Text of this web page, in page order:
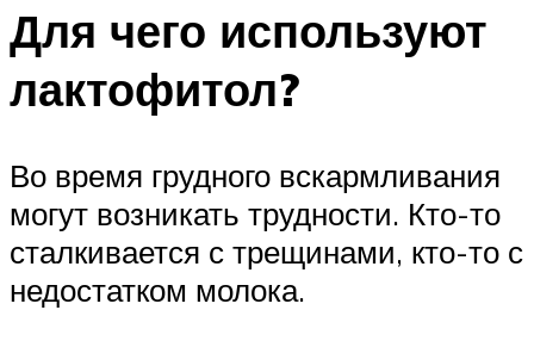
Для чего используют
лактофитол?
Во время грудного вскармливания
могут возникать трудности. Кто-то
сталкивается с трещинами, кто-то с
недостатком молока.